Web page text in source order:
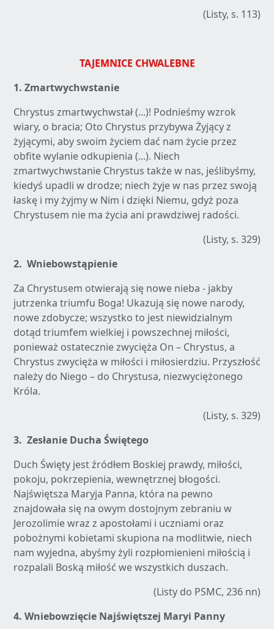
(Listy, s. 113)
TAJEMNICE CHWALEBNE
1. Zmartwychwstanie
Chrystus zmartwychwstał (...)! Podnieśmy wzrok
wiary, o bracia; Oto Chrystus przybywa Żyjący z
żyjącymi, aby swoim życiem dać nam życie przez
obfite wylanie odkupienia (...). Niech
zmartwychwstanie Chrystus także w nas, jeślibyśmy,
kiedyś upadli w drodze; niech żyje w nas przez swoją
łaskę i my żyjmy w Nim i dzięki Niemu, gdyż poza
Chrystusem nie ma życia ani prawdziwej radości.
(Listy, s. 329)
2. Wniebowstąpienie
Za Chrystusem otwierają się nowe nieba - jakby
jutrzenka triumfu Boga! Ukazują się nowe narody,
nowe zdobycze; wszystko to jest niewidzialnym
dotąd triumfem wielkiej i powszechnej miłości,
ponieważ ostatecznie zwycięża On – Chrystus, a
Chrystus zwycięża w miłości i miłosierdziu. Przyszłość
należy do Niego – do Chrystusa, niezwyciężonego
Króla.
(Listy, s. 329)
3. Zesłanie Ducha Świętego
Duch Święty jest źródłem Boskiej prawdy, miłości,
pokoju, pokrzepienia, wewnętrznej błogości.
Najświętsza Maryja Panna, która na pewno
znajdowała się na owym dostojnym zebraniu w
Jerozolimie wraz z apostołami i uczniami oraz
pobożnymi kobietami skupiona na modlitwie, niech
nam wyjedna, abyśmy żyli rozpłomienieni miłością i
rozpalali Boską miłość we wszystkich duszach.
(Listy do PSMC, 236 nn)
4. Wniebowzięcie Najświętszej Maryi Panny